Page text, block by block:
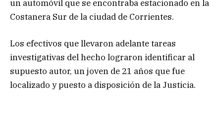
un automóvil que se encontraba estacionado en la
Costanera Sur de la ciudad de Corrientes.
Los efectivos que llevaron adelante tareas
investigativas del hecho lograron identificar al
supuesto autor, un joven de 21 años que fue
localizado y puesto a disposición de la Justicia.